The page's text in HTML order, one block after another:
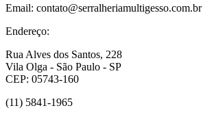
Email: contato@serralheriamultigesso.com.br
Endereço:
Rua Alves dos Santos, 228
Vila Olga - São Paulo - SP
CEP: 05743-160
(11) 5841-1965